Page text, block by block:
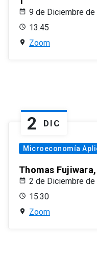
9 de Diciembre de
13:45
Zoom
2 DIC
Microeconomía
Thomas
2 de Diciembre de
15:30
Zoom